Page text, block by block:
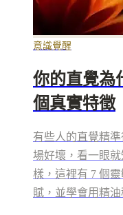
意識覺醒
你的直覺為
個真實特徵
有些人的直覺精
場好壞，看一眼
樣，這裡有 7 個
賦，並學會用精油